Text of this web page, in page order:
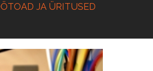
JA ÜRITUSED